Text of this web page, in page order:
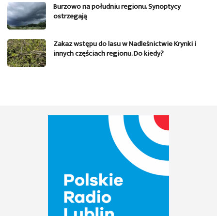
Burzowo na południu regionu. Synoptycy
ostrzegają
Zakaz wstępu do lasu w Nadleśnictwie Krynki i
innych częściach regionu. Do kiedy?